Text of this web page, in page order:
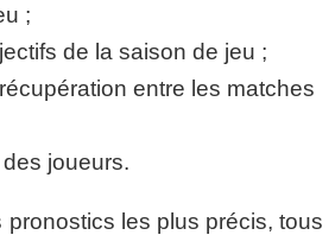
;
de la saison de jeu ;
entre les matches
joueurs.
pronostics les plus précis, tous